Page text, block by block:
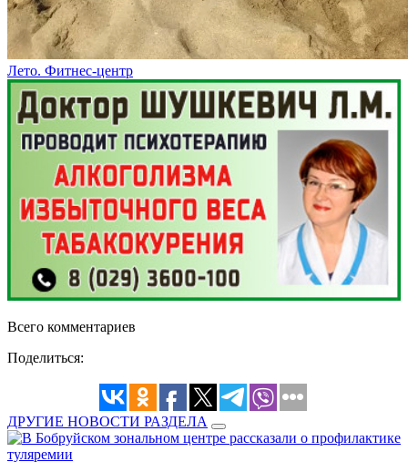
Лето. Фитнес-центр
Всего комментариев
Поделиться:
ДРУГИЕ НОВОСТИ РАЗДЕЛА